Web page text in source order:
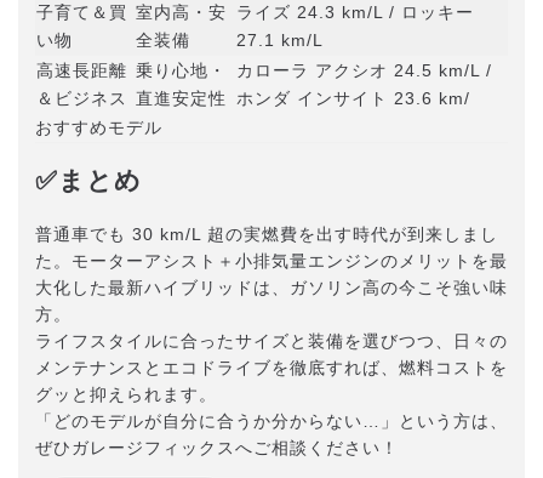
子育て＆買
い物
室内高・安
全装備
ライズ 24.3 km/L / ロッキー
27.1 km/L
高速長距離
＆ビジネス
乗り心地・
直進安定性
カローラ アクシオ 24.5 km/L /
ホンダ インサイト 23.6 km/
おすすめモデル
✅まとめ
普通車でも 30 km/L 超の実燃費を出す時代が到来しまし
た。モーターアシスト＋小排気量エンジンのメリットを最
大化した最新ハイブリッドは、ガソリン高の今こそ強い味
方。
ライフスタイルに合ったサイズと装備を選びつつ、日々の
メンテナンスとエコドライブを徹底すれば、燃料コストを
グッと抑えられます。
「どのモデルが自分に合うか分からない…」という方は、
ぜひガレージフィックスへご相談ください！